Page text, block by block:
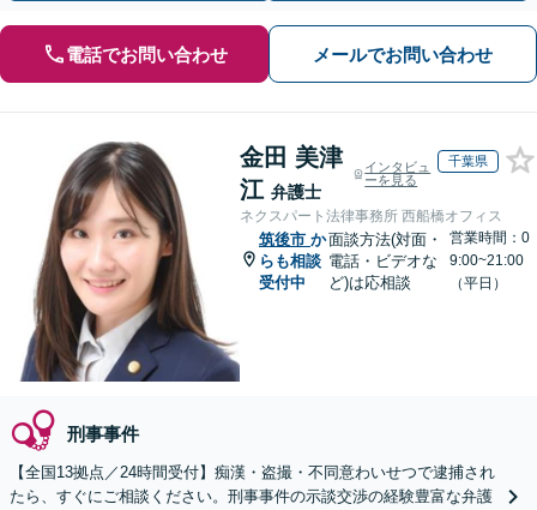
電話でお問い合わせ メールでお問い合わせ
金田 美津
江 弁護士
インタビュ
ーを見る
千葉県
ネクスパート法律事務所 西船橋オフィス
筑後市 か
らも相談
受付中
面談方法(対面・
電話・ビデオな
ど)は応相談
営業時間：0
9:00~21:00
（平日）
刑事事件
【全国13拠点／24時間受付】痴漢・盗撮・不同意わいせつで逮捕され
たら、すぐにご相談ください。刑事事件の示談交渉の経験豊富な弁護